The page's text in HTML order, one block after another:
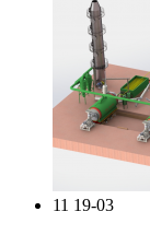
11 19-03